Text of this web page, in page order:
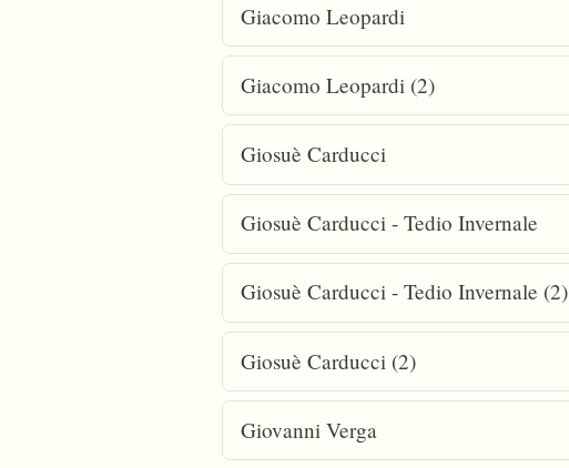
Giacomo Leopardi
Giacomo Leopardi (2)
Giosuè Carducci
Giosuè Carducci - Tedio Invernale
Giosuè Carducci - Tedio Invernale (2)
Giosuè Carducci (2)
Giovanni Verga